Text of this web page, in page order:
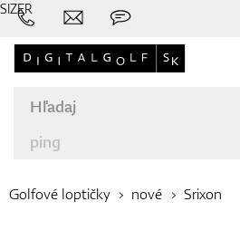
Golfové loptičky nové Srixon
SIZER